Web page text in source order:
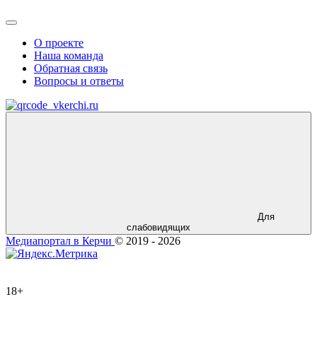
О проекте
Наша команда
Обратная связь
Вопросы и ответы
Для
слабовидящих
Медиапортал в Керчи © 2019 - 2026
18+